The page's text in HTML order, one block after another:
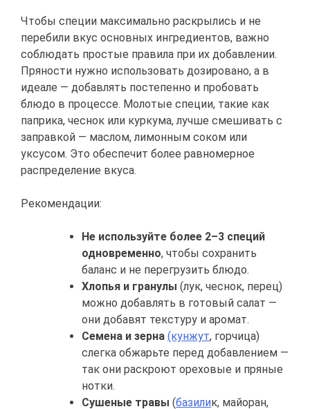
Чтобы специи максимально раскрылись и не
перебили вкус основных ингредиентов, важно
соблюдать простые правила при их добавлении.
Пряности нужно использовать дозировано, а в
идеале — добавлять постепенно и пробовать
блюдо в процессе. Молотые специи, такие как
паприка, чеснок или куркума, лучше смешивать с
заправкой — маслом, лимонным соком или
уксусом. Это обеспечит более равномерное
распределение вкуса.
Рекомендации:
Не используйте более 2–3 специй
одновременно, чтобы сохранить
баланс и не перегрузить блюдо.
Хлопья и гранулы (лук, чеснок, перец)
можно добавлять в готовый салат —
они добавят текстуру и аромат.
Семена и зерна (кунжут, горчица)
слегка обжарьте перед добавлением —
так они раскроют ореховые и пряные
нотки.
Сушеные травы (базилик, майоран,